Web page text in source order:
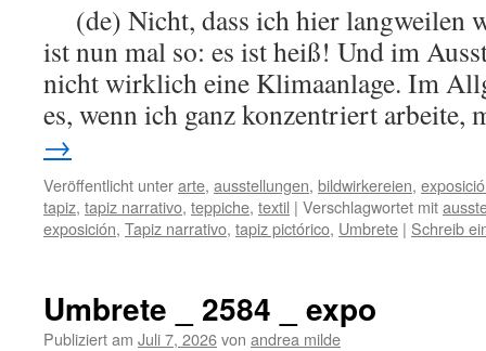
(de) Nicht, dass ich hier langweilen
ist nun mal so: es ist heiß! Und im
nicht wirklich eine Klimaanlage. Im
es, wenn ich ganz konzentriert
→
Veröffentlicht unterarte, ausstellungen, bildwirkereien,
tapiz, tapiz narrativo, teppiche, textil | Verschlagwortet mit
exposición, Tapiz narrativo, tapiz pictórico, Umbrete | Schreib
Umbrete _ 2584 _ expo
Publiziert am Juli 7, 2026von andrea milde